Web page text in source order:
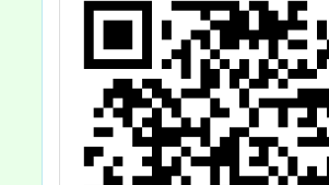
移動力大調
查」，惠請貴校
轉知學生上網填